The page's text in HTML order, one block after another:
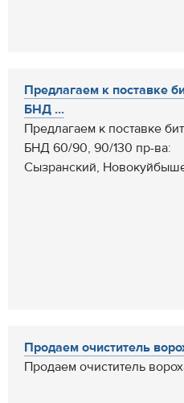
Предлагаем к поставке
БНД ...
Предлагаем к поставке
БНД 60/90, 90/130 пр-ва:
Сызранский,
Продаем очиститель
Продаем очиститель